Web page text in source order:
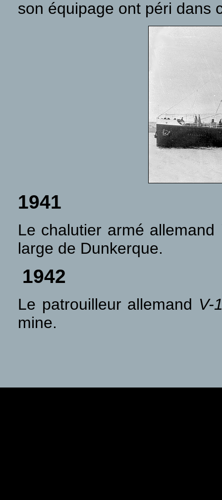
son équipage ont péri dans
1941
Le chalutier armé allemand
large de Dunkerque.
1942
Le patrouilleur allemand V-
mine.